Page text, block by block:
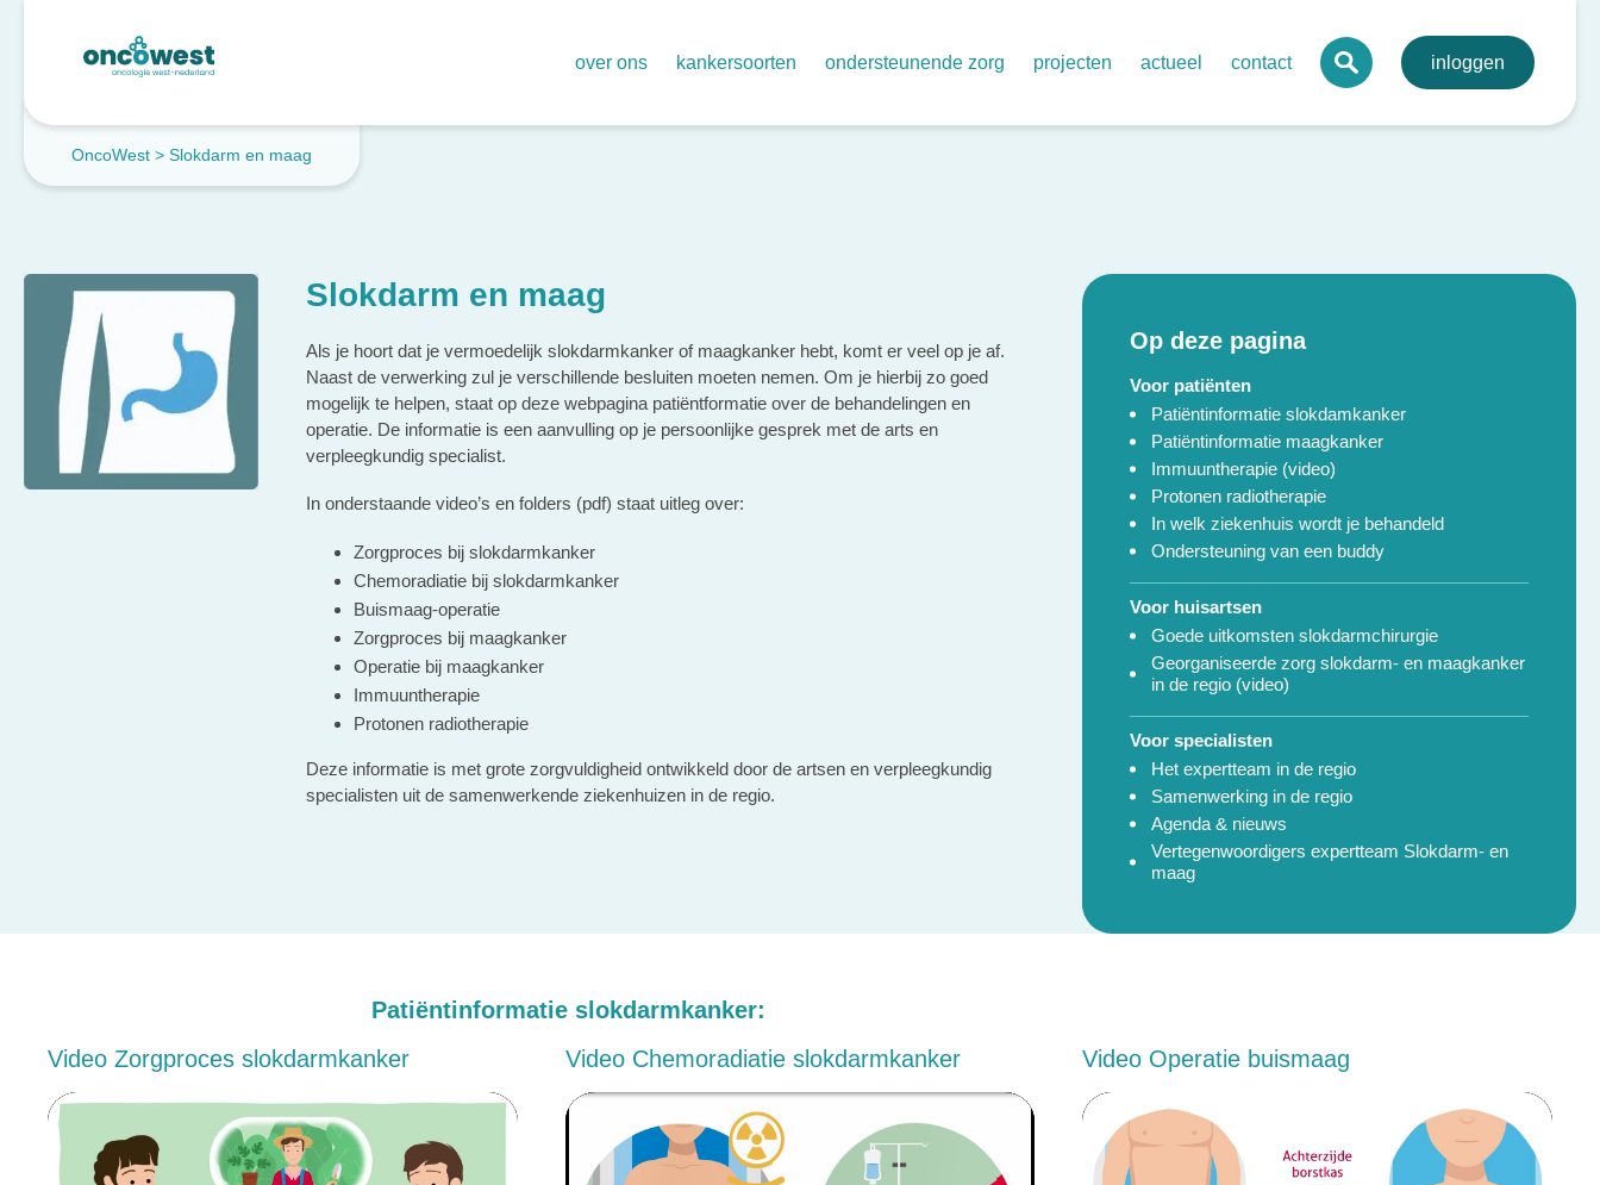
over ons
cliëntenraden ziekenhuizen
regionaal trialnetwerk oncowest
kankersoorten
hoofd-hals
huidkanker (melanoom)
long
slokdarm – maag
ondersteunende zorg
informatie en ondersteuning bij kanker
projecten
waardegedreven zorg in netwerken – ovariumcarcinoom
passend behandelplan darmkanker
actueel contact inloggen
OncoWest > Slokdarm en maag
Slokdarm en maag
Als je hoort dat je vermoedelijk slokdarmkanker of maagkanker hebt, komt er veel op je af.
Naast de verwerking zul je verschillende besluiten moeten nemen. Om je hierbij zo goed
mogelijk te helpen, staat op deze webpagina patiëntformatie over de behandelingen en
operatie. De informatie is een aanvulling op je persoonlijke gesprek met de arts en
verpleegkundig specialist.
In onderstaande video’s en folders (pdf) staat uitleg over:
Zorgproces bij slokdarmkanker
Chemoradiatie bij slokdarmkanker
Buismaag-operatie
Zorgproces bij maagkanker
Operatie bij maagkanker
Immuuntherapie
Protonen radiotherapie
Deze informatie is met grote zorgvuldigheid ontwikkeld door de artsen en verpleegkundig
specialisten uit de samenwerkende ziekenhuizen in de regio.
Op deze pagina
Voor patiënten
Patiëntinformatie slokdamkanker
Patiëntinformatie maagkanker
Immuuntherapie (video)
Protonen radiotherapie
In welk ziekenhuis wordt je behandeld
Ondersteuning van een buddy
Voor huisartsen
Goede uitkomsten slokdarmchirurgie
Georganiseerde zorg slokdarm- en maagkanker
in de regio (video)
Voor specialisten
Het expertteam in de regio
Samenwerking in de regio
Agenda & nieuws
Vertegenwoordigers expertteam Slokdarm- en
maag
Patiëntinformatie slokdarmkanker:
Video Zorgproces slokdarmkanker
Video Chemoradiatie slokdarmkanker Video Operatie buismaag